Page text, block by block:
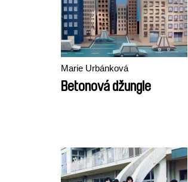
Marie Urbánková
Betonová džungle